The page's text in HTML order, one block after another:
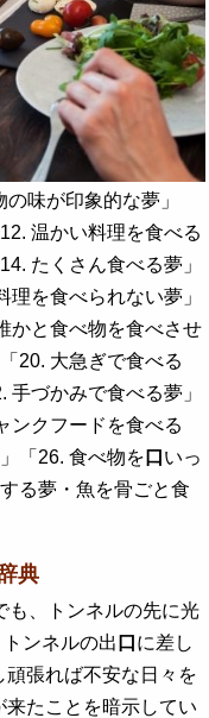
味が印象的な夢」
温かい料理を食べる
たくさん食べる夢」
理を食べられない夢」
かと食べ物を食べさせ
20. 大急ぎで食べる
づかみで食べる夢」
ンクフードを食べる
「26. 食べ物を 口 いっ
る夢・魚を骨ごと食
典
も、トンネルの先に光
ンネルの出 口 に差し
張れば不安な日々を
たことを暗示してい